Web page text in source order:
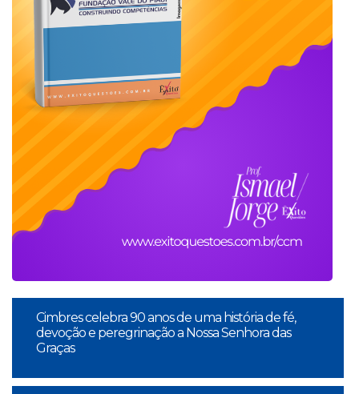
Cimbres celebra 90 anos de uma história de fé,
devoção e peregrinação a Nossa Senhora das
Graças